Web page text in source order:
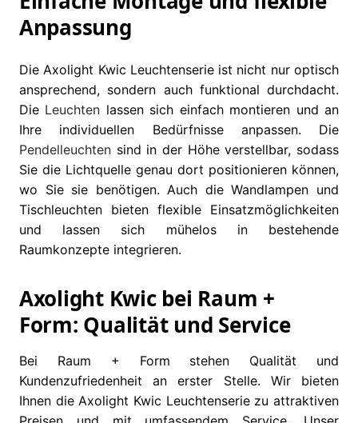
Anpassung
Die Axolight Kwic Leuchtenserie ist nicht nur optisch
ansprechend, sondern auch funktional durchdacht.
Die Leuchten lassen sich einfach montieren und an
Ihre individuellen Bedürfnisse anpassen. Die
Pendelleuchten sind in der Höhe verstellbar, sodass
Sie die Lichtquelle genau dort positionieren können,
wo Sie sie benötigen. Auch die Wandlampen und
Tischleuchten bieten flexible Einsatzmöglichkeiten
und lassen sich mühelos in bestehende
Raumkonzepte integrieren.
Axolight Kwic bei Raum +
Form: Qualität und Service
Bei Raum + Form stehen Qualität und
Kundenzufriedenheit an erster Stelle. Wir bieten
Ihnen die Axolight Kwic Leuchtenserie zu attraktiven